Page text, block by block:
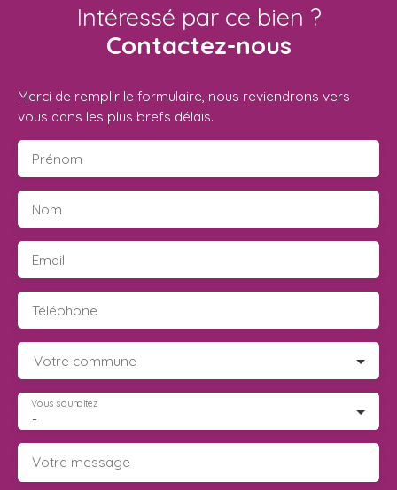
Intéressé par ce bien ?
Contactez-nous
Merci de remplir le formulaire, nous reviendrons vers
vous dans les plus brefs délais.
Prénom
Nom
Email
Téléphone
Votre commune
-
Vous souhaitez
Votre message